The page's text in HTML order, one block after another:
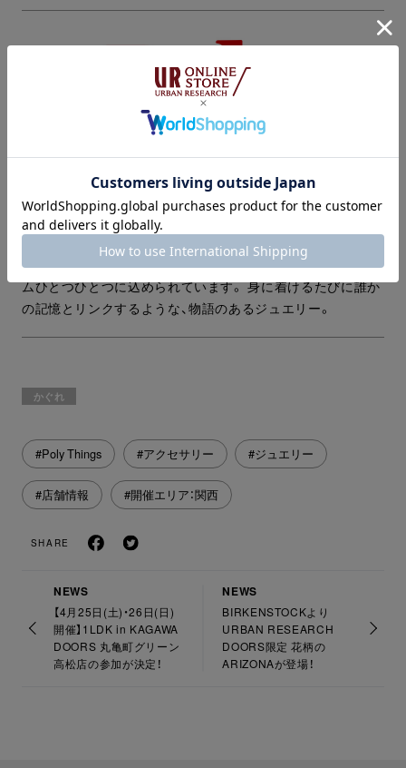
ブリストル生まれ 16 歳の女の子 ポリー（Poly）の心に映った
景色や出来事、 秘密の思い出をチャームに閉じ込めたジュエ
リーブランドです。 曇り空の午後、 友達と笑った放課後、 誰
にも言えない失恋、 聴き飽きたカセットテープ 履き慣れたス
ニーカー 彼女だけの「好き」や「嫌い」 様々な情景が、チャー
ムひとつひとつに込められています。 身に着けるたびに誰か
の記憶とリンクするような、物語のあるジュエリー。
かぐれ
#Poly Things #アクセサリー #ジュエリー
#店舗情報 #開催エリア：関西
SHARE
NEWS
【4月25日(土)・26日(日)
開催】1LDK in KAGAWA
DOORS 丸亀町グリーン
高松店の参加が決定！
NEWS
BIRKENSTOCKより
URBAN RESEARCH
DOORS限定 花柄の
ARIZONAが登場！